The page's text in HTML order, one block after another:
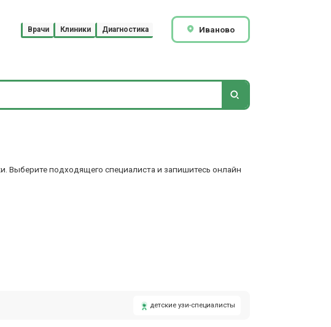
Врачи Клиники Диагностика Иваново
Выберите подходящего специалиста и запишитесь онлайн
детские узи-специалисты